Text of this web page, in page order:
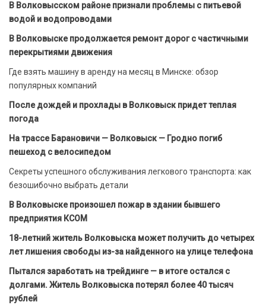
В Волковысском районе признали проблемы с питьевой
водой и водопроводами
В Волковыске продолжается ремонт дорог с частичными
перекрытиями движения
Где взять машину в аренду на месяц в Минске: обзор
популярных компаний
После дождей и прохлады в Волковыск придет теплая
погода
На трассе Барановичи — Волковыск — Гродно погиб
пешеход с велосипедом
Секреты успешного обслуживания легкового транспорта: как
безошибочно выбрать детали
В Волковыске произошел пожар в здании бывшего
предприятия КСОМ
18-летний житель Волковыска может получить до четырех
лет лишения свободы из-за найденного на улице телефона
Пытался заработать на трейдинге — в итоге остался с
долгами. Житель Волковыска потерял более 40 тысяч
рублей